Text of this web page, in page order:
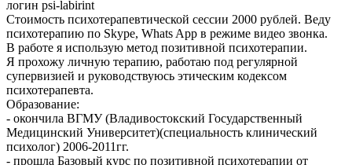
логин psi-labirint
Стоимость психотерапевтической сессии 2000 рублей. Веду
психотерапию по Skype, Whats App в режиме видео звонка.
В работе я использую метод позитивной психотерапии.
Я прохожу личную терапию, работаю под регулярной
супервизией и руководствуюсь этическим кодексом
психотерапевта.
Образование:
- окончила ВГМУ (Владивостокский Государственный
Медицинский Университет)(специальность клинический
психолог) 2006-2011гг.
- прошла Базовый курс по позитивной психотерапии от